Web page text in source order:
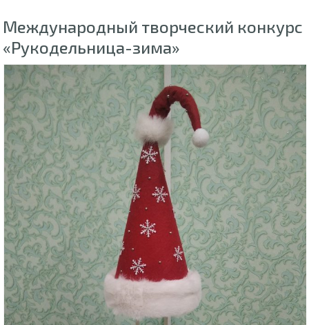
Международный творческий конкурс
«Рукодельница-зима»